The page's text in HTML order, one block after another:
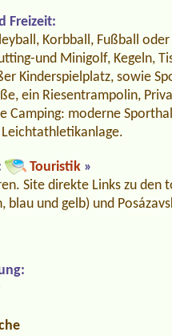
Freizeit:
Korbball, Fußball
und Minigolf, Kegeln,
Kinderspielplatz, sowie
ein Riesentrampolin,
Camping: moderne
Touristik »
Site direkte Links zu den
blau und gelb) und